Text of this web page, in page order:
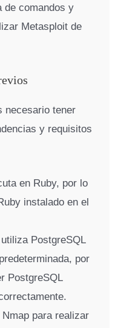
de comandos y
Metasploit de
necesario tener
y requisitos
en Ruby, por lo
instalado en el
PostgreSQL
por
PostgreSQL
para realizar